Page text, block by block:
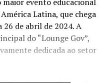
Latina, que chega
26 de abril de 2024. A
do “Lounge Gov”,
dedicada ao setor